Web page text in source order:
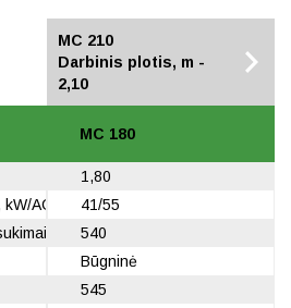
AG
aps/min
MC 180
1,80
41/55
540
Būgninė
545
MC 210
Darbinis plotis, m -
2,10